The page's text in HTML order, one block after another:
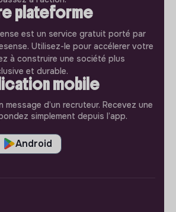
plateforme
est un service gratuit porté par
Utilisez-le pour accélerer votre
à construire une société plus
et durable.
mobile
message d’un recruteur. Recevez une
simplement depuis l’app.
Android